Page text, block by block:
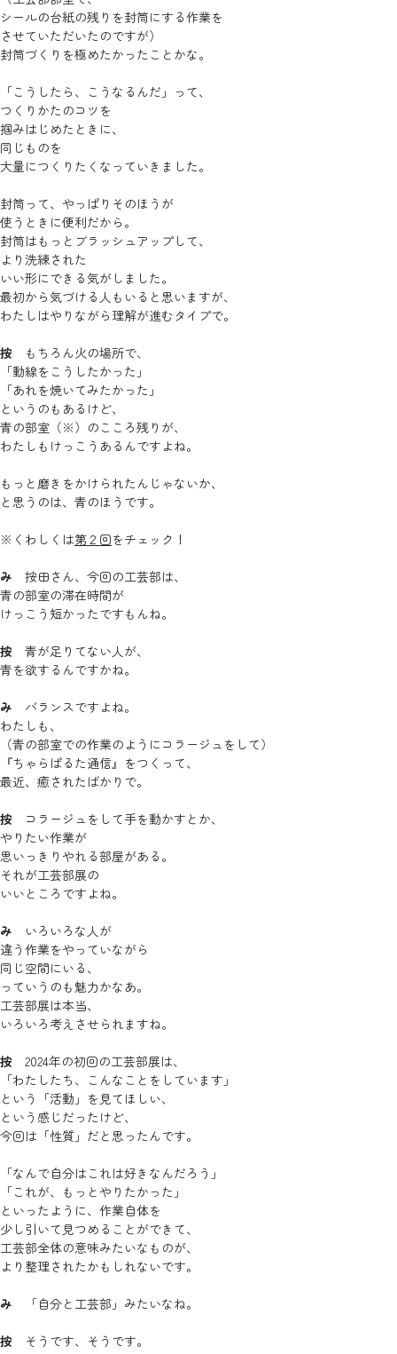
シールの台紙の残りを封筒にする作業を
させていただいたのですが）
封筒づくりを極めたかったことかな。
「こうしたら、こうなるんだ」って、
つくりかたのコツを
掴みはじめたときに、
同じものを
大量につくりたくなっていきました。
封筒って、やっぱりそのほうが
使うときに便利だから。
封筒はもっとブラッシュアップして、
より洗練された
いい形にできる気がしました。
最初から気づける人もいると思いますが、
わたしはやりながら理解が進むタイプで。
按 もちろん火の場所で、
「動線をこうしたかった」
「あれを焼いてみたかった」
というのもあるけど、
青の部室（※）のこころ残りが、
わたしもけっこうあるんですよね。
もっと磨きをかけられたんじゃないか、
と思うのは、青のほうです。
※くわしくは第２回をチェック！
み 按田さん、今回の工芸部は、
青の部室の滞在時間が
けっこう短かったですもんね。
按 青が足りてない人が、
青を欲するんですかね。
み バランスですよね。
わたしも、
（青の部室での作業のようにコラージュをして）
『ちゃらぱるた通信』をつくって、
最近、癒されたばかりで。
按 コラージュをして手を動かすとか、
やりたい作業が
思いっきりやれる部屋がある。
それが工芸部展の
いいところですよね。
み いろいろな人が
違う作業をやっていながら
同じ空間にいる、
っていうのも魅力かなあ。
工芸部展は本当、
いろいろ考えさせられますね。
按 2024年の初回の工芸部展は、
「わたしたち、こんなことをしています」
という「活動」を見てほしい、
という感じだったけど、
今回は「性質」だと思ったんです。
「なんで自分はこれは好きなんだろう」
「これが、もっとやりたかった」
といったように、作業自体を
少し引いて見つめることができて、
工芸部全体の意味みたいなものが、
より整理されたかもしれないです。
み 「自分と工芸部」みたいなね。
按 そうです、そうです。